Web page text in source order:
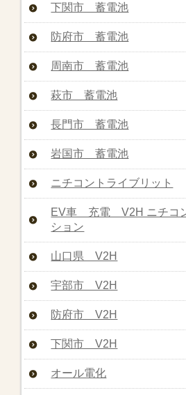
下関市 蓄電池
防府市 蓄電池
周南市 蓄電池
萩市 蓄電池
長門市 蓄電池
岩国市 蓄電池
ニチコントライブリット
EV車 充電 V2H ニチコ
ション
山口県 V2H
宇部市 V2H
防府市 V2H
下関市 V2H
オール電化